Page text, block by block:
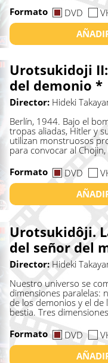
Formato
DVD
Urotsukidoji
del demonio *
Director: Hideki
Berlín, 1944. Bajo el
tropas aliadas, Hitler y
utilizan monstruosos
para convocar al Chojin,
Formato
DVD
Urotsukidôji.
del señor del
Director: Hideki
Nuestro universo se
dimensiones paralelas:
de los demonios y el de
bestia. Tres
Formato
DVD